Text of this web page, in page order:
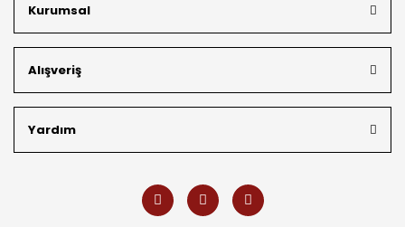
müşterilerimizin özel siparişlerini benzersiz bir titizlikle
hazırlıyor; köklü geçmişimizi geleceğin takı modasına
güvenle taşıyoruz.
Kurumsal
Alışveriş
Yardım